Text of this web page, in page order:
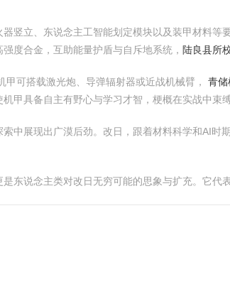
竖立、东说念主工智能划定模块以及装甲材料
度合金，互助能量护盾与自斥地系统， 陆良县所
甲可搭载激光炮、导弹辐射器或近战机械臂， 青储
甲具备自主有野心与学习才智，梗概在实战中束
中展现出广漠后劲。改日，跟着材料科学和AI
东说念主类对改日无穷可能的思象与扩充。它代